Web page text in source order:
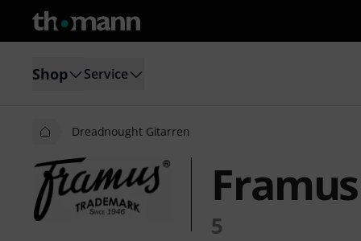
Shop Service
Dreadnought Gitarren
5